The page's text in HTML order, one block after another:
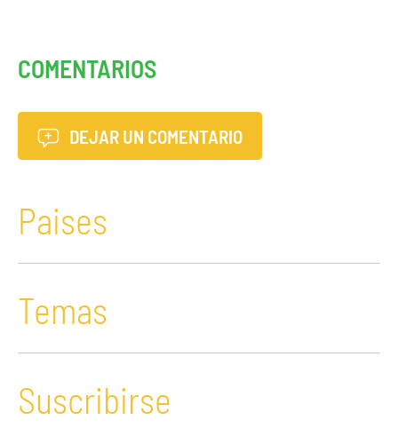
COMENTARIOS
DEJAR UN COMENTARIO
Paises
Temas
Suscribirse